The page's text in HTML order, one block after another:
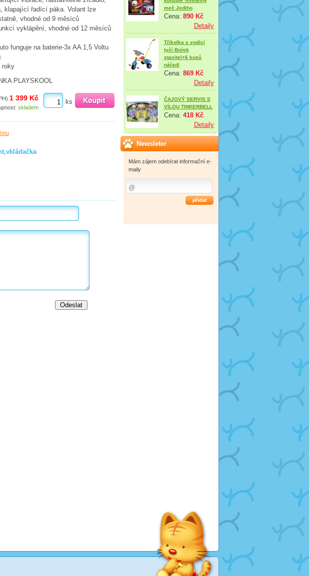
klapající řadící páka. Volant lze
vhodné od 9 měsíců
vyklápění, vhodné od 12 měsíců
funguje na baterie-3x AA 1,5 Voltu
roky
PLAYSKOOL
1 399 Kč
skladem
ks
meč Jediho
Cena: 890 Kč
Detaily
Tříkolka s vodící
tyčí Bořek
stavitel+6 kusů
nářadí
Cena: 869 Kč
Detaily
ČAJOVÝ SERVIS S
VÍLOU TINKERBELL
Cena: 418 Kč
Detaily
Newsleter
Mám zájem odebírat informační e-
maily
OK